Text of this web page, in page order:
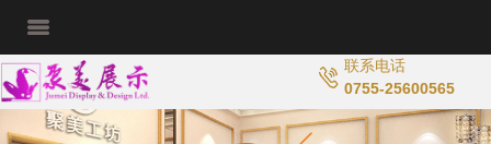
联系电话
0755-25600565